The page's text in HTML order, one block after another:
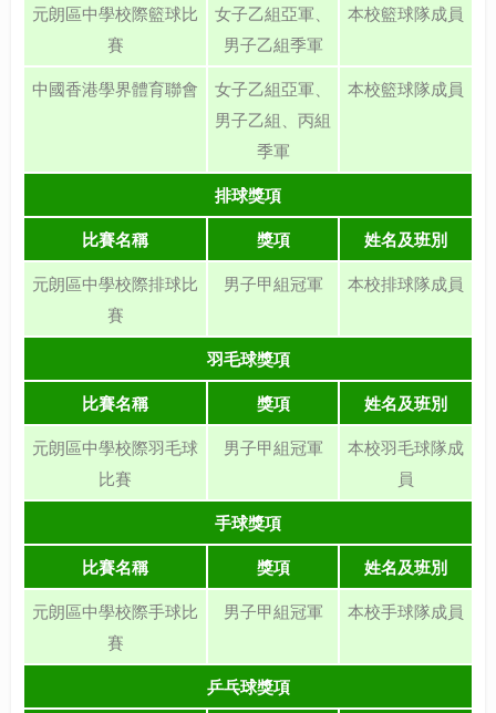
元朗區中學校際籃球比
賽
女子乙組亞軍、
男子乙組季軍
本校籃球隊成員
中國香港學界體育聯會
女子乙組亞軍、
男子乙組、丙組
季軍
本校籃球隊成員
排球獎項
比賽名稱
獎項
姓名及班別
元朗區中學校際排球比
賽
男子甲組冠軍 本校排球隊成員
羽毛球獎項
比賽名稱
獎項
姓名及班別
元朗區中學校際羽毛球
比賽
男子甲組冠軍
本校羽毛球隊成
員
手球獎項
比賽名稱
獎項
姓名及班別
元朗區中學校際手球比
賽
男子甲組冠軍 本校手球隊成員
乒乓球獎項